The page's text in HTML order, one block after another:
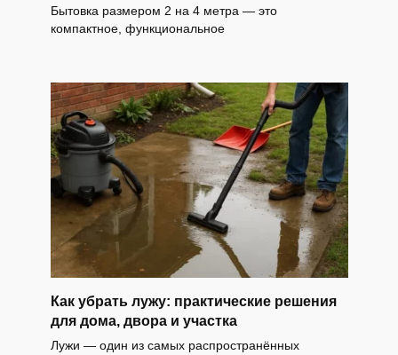
Бытовка размером 2 на 4 метра — это
компактное, функциональное
Как убрать лужу: практические решения
для дома, двора и участка
Лужи — один из самых распространённых